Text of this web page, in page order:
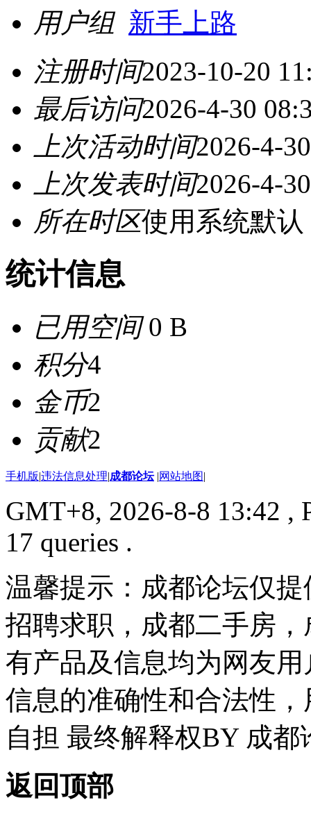
用户组 新手上路
注册时间2023-10-20
最后访问2026-4-30
上次活动时间2026-4-
上次发表时间2026-4-
所在时区使用系统默认
统计信息
已用空间0 B
积分4
金币2
贡献2
手机版|违法信息处理|成都论坛 |网站地图|
GMT+8, 2026-8-8 13:42 ,
17 queries .
温馨提示：成都论坛仅
招聘求职，成都二手房
有产品及信息均为网友
信息的准确性和合法性
自担 最终解释权BY 成都
返回顶部